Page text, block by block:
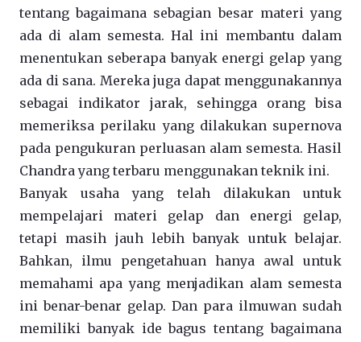
tentang bagaimana sebagian besar materi yang
ada di alam semesta. Hal ini membantu dalam
menentukan seberapa banyak energi gelap yang
ada di sana. Mereka juga dapat menggunakannya
sebagai indikator jarak, sehingga orang bisa
memeriksa perilaku yang dilakukan supernova
pada pengukuran perluasan alam semesta. Hasil
Chandra yang terbaru menggunakan teknik ini.
Banyak usaha yang telah dilakukan untuk
mempelajari materi gelap dan energi gelap,
tetapi masih jauh lebih banyak untuk belajar.
Bahkan, ilmu pengetahuan hanya awal untuk
memahami apa yang menjadikan alam semesta
ini benar-benar gelap. Dan para ilmuwan sudah
memiliki banyak ide bagus tentang bagaimana